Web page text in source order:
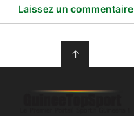
Laissez un commentaire
↑